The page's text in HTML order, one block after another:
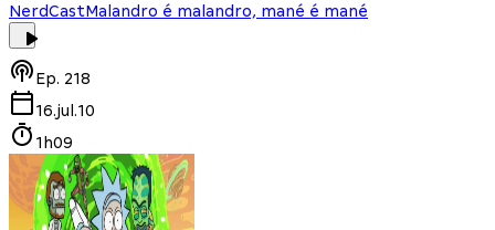
NerdCastMalandro é malandro, mané é mané
Ep. 218
16.jul.10
1h09